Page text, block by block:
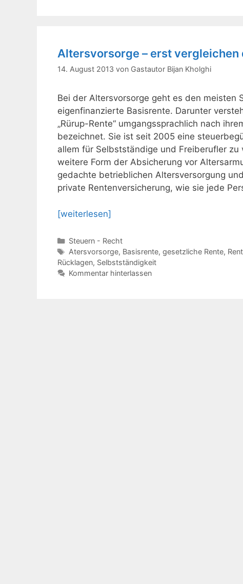
Altersvorsorge – erst vergleichen
14. August 2013 von Gastautor Bijan Kholghi
Bei der Altersvorsorge geht es den meisten
eigenfinanzierte Basisrente. Darunter
„Rürup-Rente“ umgangssprachlich nach
bezeichnet. Sie ist seit 2005 eine
allem für Selbstständige und Freiberufler zu
weitere Form der Absicherung vor
gedachte betrieblichen Altersversorgung
private Rentenversicherung, wie sie jede
[weiterlesen]
Kategorien
Steuern - Recht
Schlagwörter
Atersvorsorge, Basisrente, gesetzliche Rente,
Rücklagen, Selbstständigkeit
Kommentar hinterlassen